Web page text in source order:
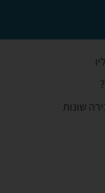
שונות